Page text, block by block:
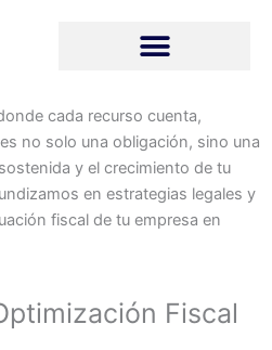
cada recurso cuenta,
no solo una obligación, sino una
y el crecimiento de tu
en estrategias legales y
fiscal de tu empresa en
Fiscal